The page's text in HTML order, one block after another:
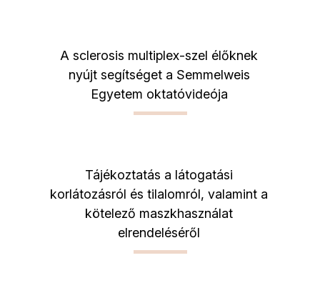
A sclerosis multiplex-szel élőknek
nyújt segítséget a Semmelweis
Egyetem oktatóvideója
Tájékoztatás a látogatási
korlátozásról és tilalomról, valamint a
kötelező maszkhasználat
elrendeléséről